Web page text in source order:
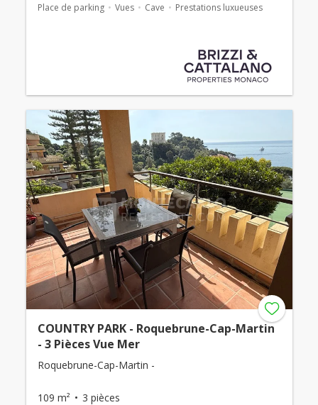
Place de parking Vues Cave Prestations luxueuses
COUNTRY PARK - Roquebrune-Cap-Martin
- 3 Pièces Vue Mer
Roquebrune-Cap-Martin -
109 m² 3 pièces